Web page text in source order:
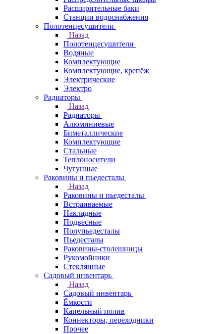
Расширительные баки
Станции водоснабжения
Полотенцесушители
Назад
Полотенцесушители
Водяные
Комплектующие
Комплектующие, крепёж
Электрические
Электро
Радиаторы
Назад
Радиаторы
Алюминиевые
Биметаллические
Комплектующие
Стальные
Теплоносители
Чугунные
Раковины и пьедесталы
Назад
Раковины и пьедесталы
Встраиваемые
Накладные
Подвесные
Полупьедесталы
Пьедесталы
Раковины-столешницы
Рукомойники
Стеклянные
Садовый инвентарь
Назад
Садовый инвентарь
Ёмкости
Капельный полив
Коннекторы, переходники
Прочее